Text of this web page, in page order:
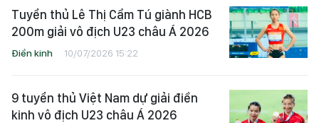
Tuyển thủ Lê Thị Cẩm Tú giành HCB
200m giải vô địch U23 châu Á 2026
Điền kinh 10/07/2026 15:22
9 tuyển thủ Việt Nam dự giải điền
kinh vô địch U23 châu Á 2026